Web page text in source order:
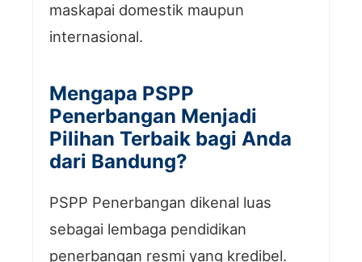
maskapai domestik maupun
internasional.
Mengapa PSPP
Penerbangan Menjadi
Pilihan Terbaik bagi Anda
dari Bandung?
PSPP Penerbangan dikenal luas
sebagai lembaga pendidikan
penerbangan resmi yang kredibel.